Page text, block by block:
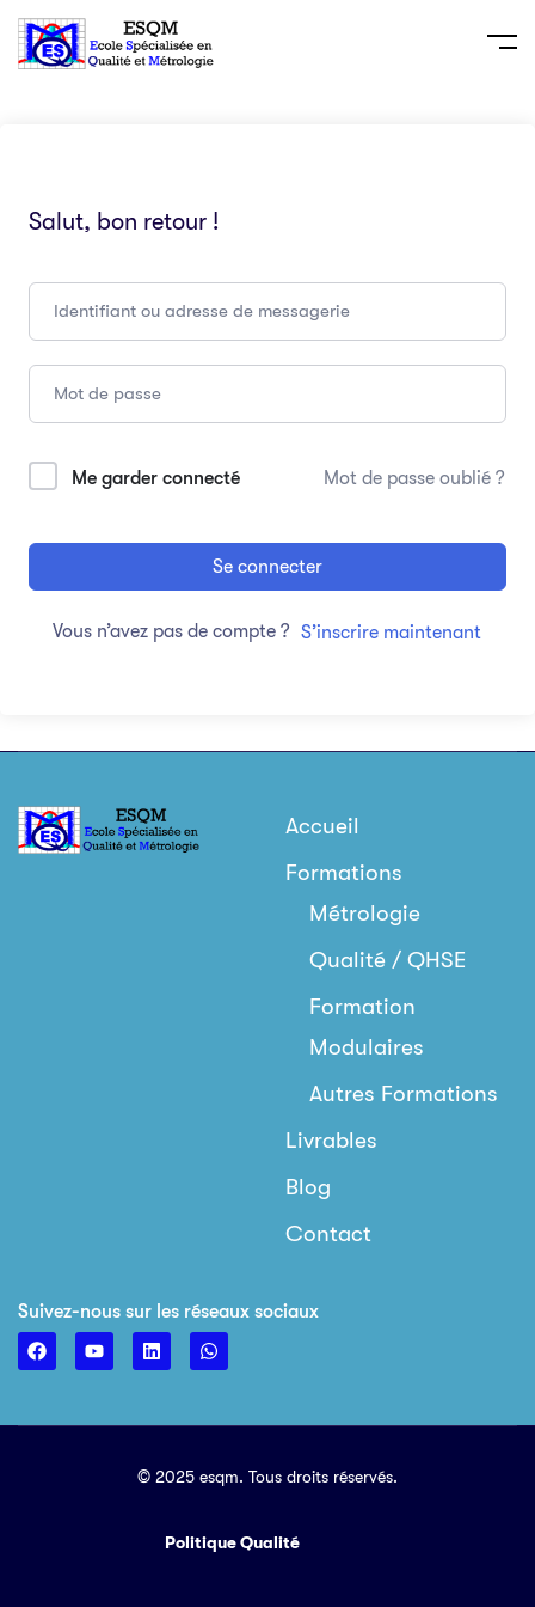
Salut, bon retour !
Me garder connecté Mot de passe oublié ?
Se connecter
Vous n’avez pas de compte ? S’inscrire maintenant
Accueil
Formations
Métrologie
Qualité / QHSE
Formation
Modulaires
Autres Formations
Livrables
Blog
Contact
Suivez-nous sur les réseaux sociaux
© 2025 esqm. Tous droits réservés.
Politique Qualité